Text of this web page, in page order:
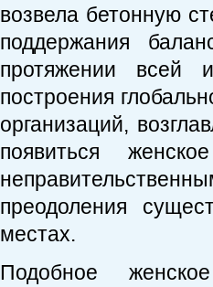
возвела бетонную
поддержания
протяжении всей
построения
организаций,
появиться
преодоления
местах.
Подобное